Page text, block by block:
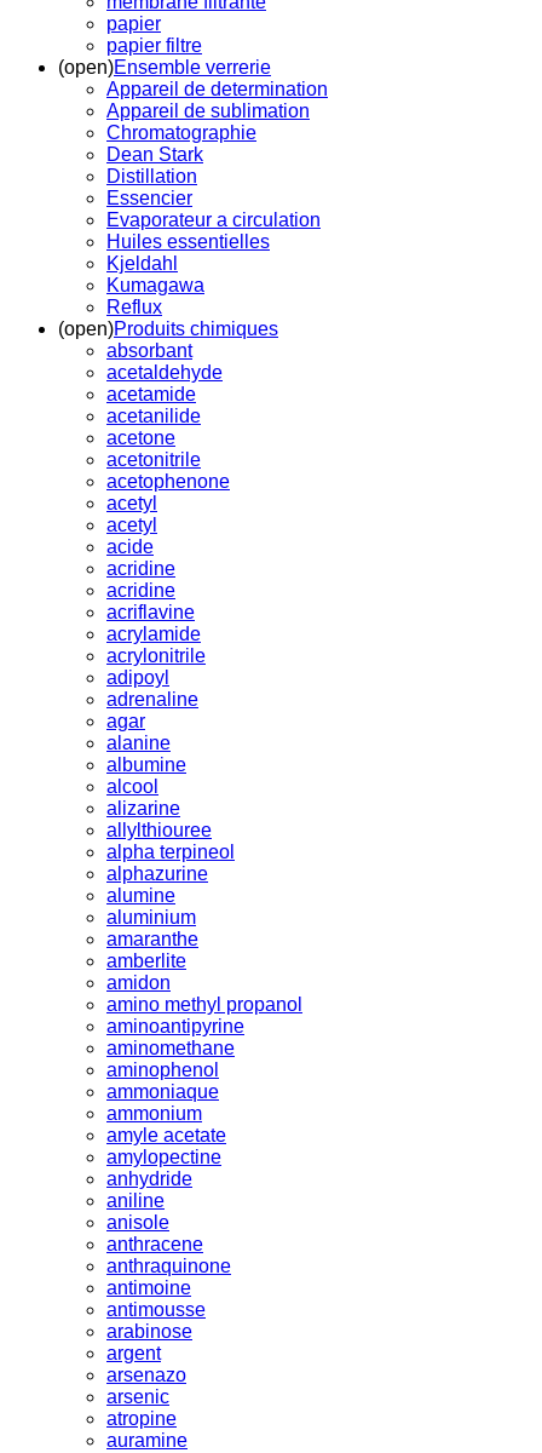
papier
papier filtre
(open)Ensemble verrerie
Appareil de determination
Appareil de sublimation
Chromatographie
Dean Stark
Distillation
Essencier
Evaporateur a circulation
Huiles essentielles
Kjeldahl
Kumagawa
Reflux
(open)Produits chimiques
absorbant
acetaldehyde
acetamide
acetanilide
acetone
acetonitrile
acetophenone
acetyl
acetyl
acide
acridine
acridine
acriflavine
acrylamide
acrylonitrile
adipoyl
adrenaline
agar
alanine
albumine
alcool
alizarine
allylthiouree
alpha terpineol
alphazurine
alumine
aluminium
amaranthe
amberlite
amidon
amino methyl propanol
aminoantipyrine
aminomethane
aminophenol
ammoniaque
ammonium
amyle acetate
amylopectine
anhydride
aniline
anisole
anthracene
anthraquinone
antimoine
antimousse
arabinose
argent
arsenazo
arsenic
atropine
auramine